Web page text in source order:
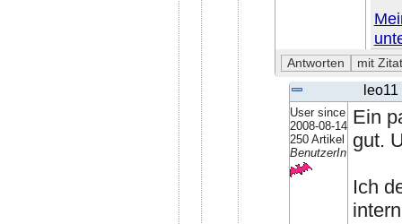
leo11
User since
2008-08-14
250 Artikel
BenutzerIn
Ein
gut.
Ich